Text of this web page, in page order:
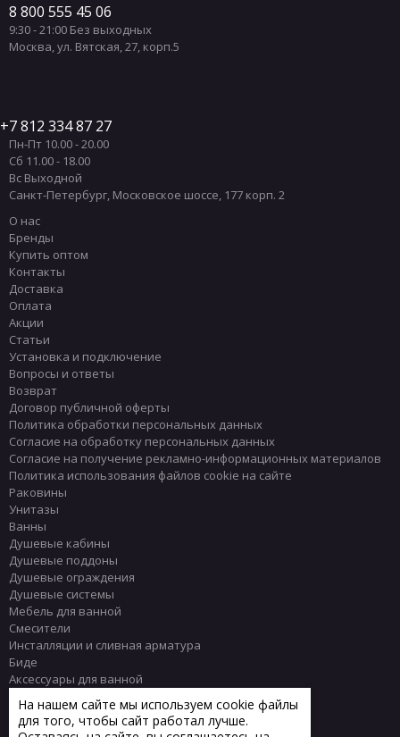
8 800 555 45 06
9:30 - 21:00 Без выходных
Москва,ул. Вятская, 27, корп.5
7 812 334 87 27
Пн-Пт 10.00 - 20.00
Сб 11.00 - 18.00
Вс Выходной
Санкт-Петербург, Московское шоссе, 177 корп. 2
О нас
Бренды
Купить оптом
Контакты
Доставка
Оплата
Акции
Статьи
Установка и подключение
Вопросы и ответы
Возврат
Договор публичной оферты
Политика обработки персональных данных
Согласие на обработку персональных данных
Согласие на получение рекламно-информационных материалов
Политика использования файлов cookie на сайте
Раковины
Унитазы
Ванны
Душевые кабины
Душевые поддоны
Душевые ограждения
Душевые системы
Мебель для ванной
Смесители
Инсталляции и сливная арматура
Биде
Аксессуары для ванной
Полотенцесушители
Комплектующие
На нашем сайте мы используем cookie файлы
для того, чтобы сайт работал лучше.